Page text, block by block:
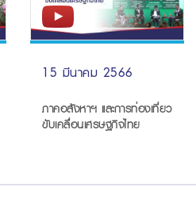
15 มีนาคม 2566
ภาคอสังหาฯ และการท่องเที่ยว
ขับเคลื่อนเศรษฐกิจไทย